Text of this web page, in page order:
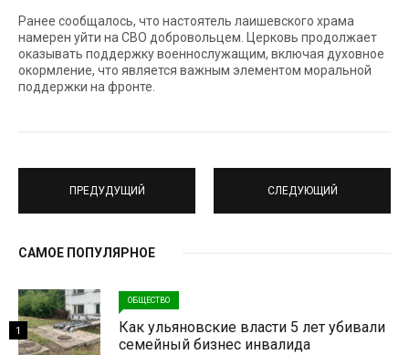
Ранее сообщалось, что настоятель лаишевского храма
намерен уйти на СВО добровольцем. Церковь продолжает
оказывать поддержку военнослужащим, включая духовное
окормление, что является важным элементом моральной
поддержки на фронте.
ПРЕДУДУЩИЙ СЛЕДУЮЩИЙ
САМОЕ ПОПУЛЯРНОЕ
ОБЩЕСТВО
Как ульяновские власти 5 лет убивали
семейный бизнес инвалида
1